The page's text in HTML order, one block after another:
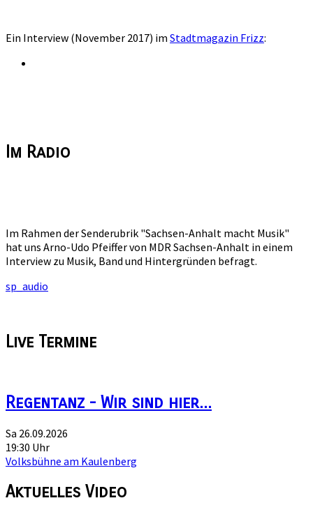
Ein Interview (November 2017) im Stadtmagazin Frizz:
Im Radio
Im Rahmen der Senderubrik "Sachsen-Anhalt macht Musik"
hat uns Arno-Udo Pfeiffer von MDR Sachsen-Anhalt in einem
Interview zu Musik, Band und Hintergründen befragt.
sp_audio
Live Termine
Regentanz - Wir sind hier...
Sa 26.09.2026
19:30 Uhr
Volksbühne am Kaulenberg
Aktuelles Video